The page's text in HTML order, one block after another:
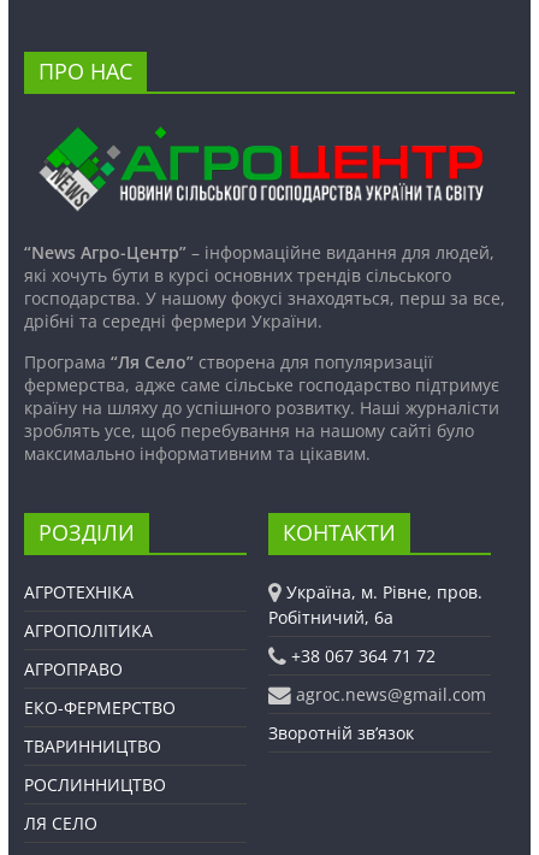
ПРО НАС
“News Агро-Центр”– інформаційне видання для людей,
які хочуть бути в курсі основних трендів сільського
господарства. У нашому фокусі знаходяться, перш за все,
дрібні та середні фермери України.
Програма “Ля Село”створена для популяризації
фермерства, адже саме сільське господарство підтримує
країну на шляху до успішного розвитку. Наші журналісти
зроблять усе, щоб перебування на нашому сайті було
максимально інформативним та цікавим.
РОЗДІЛИ
АГРОТЕХНІКА
АГРОПОЛІТИКА
АГРОПРАВО
ЕКО-ФЕРМЕРСТВО
ТВАРИННИЦТВО
РОСЛИННИЦТВО
ЛЯ СЕЛО
КОНТАКТИ
Україна, м. Рівне, пров.
Робітничий, 6а
+38 067 364 71 72
agroc.news@gmail.com
Зворотній зв’язок